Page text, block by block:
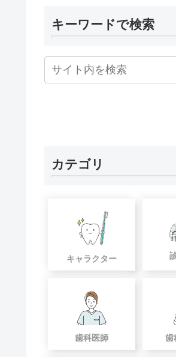
キーワードで検索
カテゴリ
キャラクター
歯科医師 歯